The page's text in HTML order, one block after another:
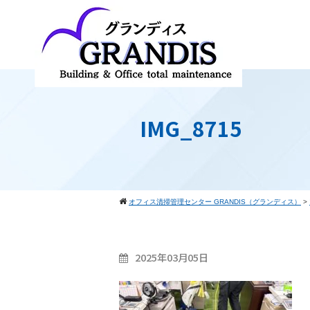
IMG_8715
オフィス清掃管理センター GRANDIS（グランディス） >
2025年03月05日